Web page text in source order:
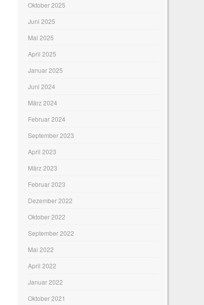
Oktober 2025
Juni 2025
Mai 2025
April 2025
Januar 2025
Juni 2024
März 2024
Februar 2024
September 2023
April 2023
März 2023
Februar 2023
Dezember 2022
Oktober 2022
September 2022
Mai 2022
April 2022
Januar 2022
Oktober 2021